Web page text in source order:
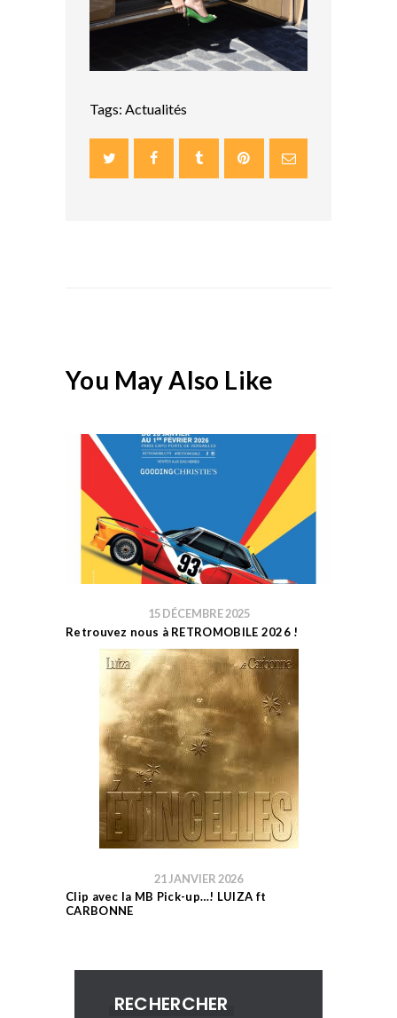
Tags: Actualités
You May Also Like
15 DÉCEMBRE 2025
Retrouvez nous à RETROMOBILE 2026 !
21 JANVIER 2026
Clip avec la MB Pick-up…! LUIZA ft
CARBONNE
RECHERCHER